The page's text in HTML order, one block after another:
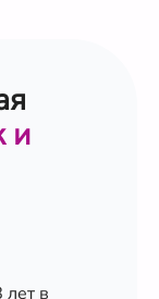
и
в